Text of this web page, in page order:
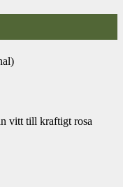
vitt till kraftigt rosa